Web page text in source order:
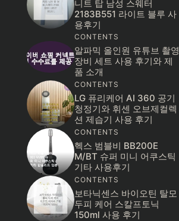
니트 탑 남성 스웨터
2183B551 라이트 블루 사
용후기
CONTENTS
알파믹 올인원 유튜브 촬영
장비 세트 사용 후기와 제
품 소개
CONTENTS
LG 퓨리케어 AI 360 공기
청정기와 휘센 오브제컬렉
션 제습기 사용 후기
CONTENTS
헥스 범블비 BB200E
M/BT 슈퍼 미니 어쿠스틱
기타 사용후기
CONTENTS
보타닉센스 바이오틴 탈모
두피 케어 스칼프토닉
150ml 사용 후기